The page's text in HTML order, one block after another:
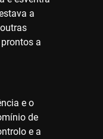
a
a
e o
de
e a